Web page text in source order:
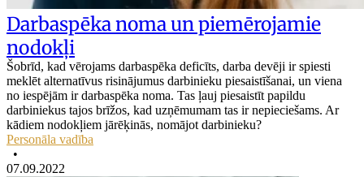
Darbaspēka noma un piemērojamie
nodokļi
Šobrīd, kad vērojams darbaspēka deficīts, darba devēji ir spiesti
meklēt alternatīvus risinājumus darbinieku piesaistīšanai, un viena
no iespējām ir darbaspēka noma. Tas ļauj piesaistīt papildu
darbiniekus tajos brīžos, kad uzņēmumam tas ir nepieciešams. Ar
kādiem nodokļiem jārēķinās, nomājot darbinieku?
Personāla vadība
•
07.09.2022